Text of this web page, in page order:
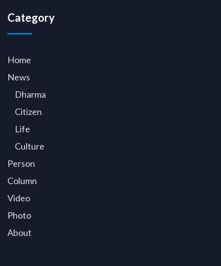
Category
Home
News
Dharma
Citizen
Life
Culture
Person
Column
Video
Photo
About